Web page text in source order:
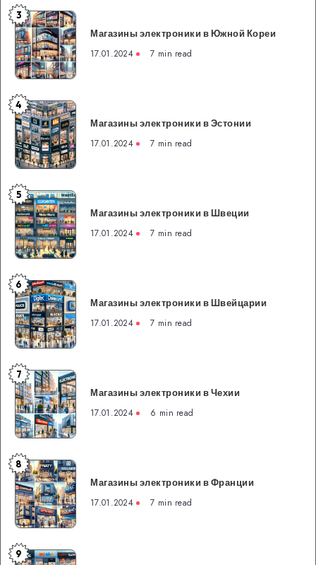
Магазины
электроники
в
Южной
Кореи
3
Магазины электроники в Южной Кореи
17.01.2024 7 min read
Магазины
электроники
в
Эстонии
4
Магазины электроники в Эстонии
17.01.2024 7 min read
Магазины
электроники
в
Швеции
5
Магазины электроники в Швеции
17.01.2024 7 min read
Магазины
электроники
в
Швейцарии
6
Магазины электроники в Швейцарии
17.01.2024 7 min read
Магазины
электроники
в
Чехии
7
Магазины электроники в Чехии
17.01.2024 6 min read
Магазины
электроники
в
Франции
8
Магазины электроники в Франции
17.01.2024 7 min read
Магазины
9